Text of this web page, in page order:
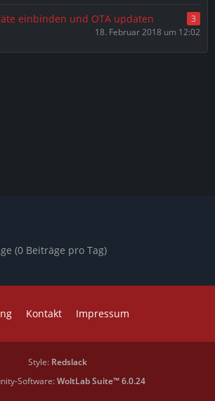
einbinden und OTA updaten
3
18. Februar 2018 um 12:02
(0 Beiträge pro Tag)
Kontakt Impressum
Style: Redslack
Software:WoltLab Suite™ 6.0.24